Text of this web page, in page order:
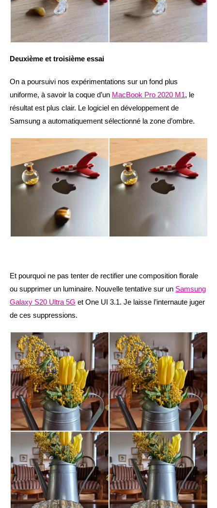
Deuxième et troisième essai
On a poursuivi nos expérimentations sur un fond plus
uniforme, à savoir la coque d’un MacBook Pro 2020 M1, le
résultat est plus clair. Le logiciel en développement de
Samsung a automatiquement sélectionné la zone d’ombre.
Et pourquoi ne pas tenter de rectifier une composition florale
ou supprimer un luminaire. Nouvelle tentative sur un Samsung
Galaxy S20 Ultra 5G et One UI 3.1. Je laisse l’internaute juger
de ces suppressions.